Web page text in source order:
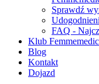
Sprawdź
FAQ -
Klub
Blog
Kontakt
Dojazd